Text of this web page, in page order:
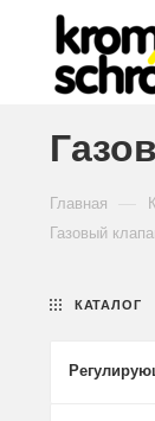
Главная
Газовый
КАТАЛОГ